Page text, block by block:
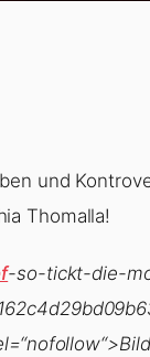
und
Thomalla!
-so-tickt-die-